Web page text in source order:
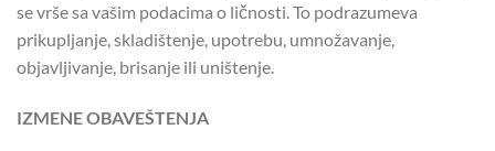
se vrše sa vašim podacima o ličnosti. To podrazumeva
prikupljanje, skladištenje, upotrebu, umnožavanje,
objavljivanje, brisanje ili uništenje.
IZMENE OBAVEŠTENJA